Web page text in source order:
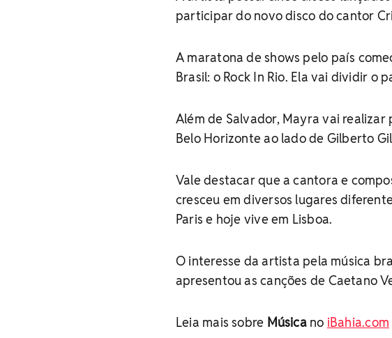
participar do novo disco do cantor
A maratona de shows pelo país
Brasil: o Rock In Rio. Ela vai dividir o
Além de Salvador, Mayra vai realizar
Belo Horizonte ao lado de Gilberto
Vale destacar que a cantora e
cresceu em diversos lugares
Paris e hoje vive em Lisboa.
O interesse da artista pela música
apresentou as canções de Caetano
Leia mais sobre Música no iBahia.com